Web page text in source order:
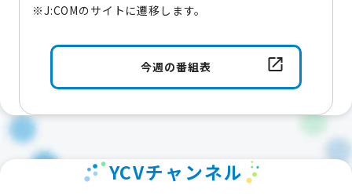
※J:COMのサイトに遷移します。
今週の番組表
YCVチャンネル